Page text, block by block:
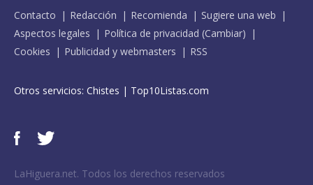
Contacto Redacción Recomienda
Sugiere una web
Aspectos legales
Política de privacidad (Cambiar)
Cookies
Publicidad y webmasters RSS
Otros servicios: Chistes | Top10Listas.com
LaHiguera.net. Todos los derechos reservados